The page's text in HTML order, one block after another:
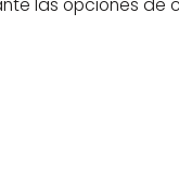
las opciones de